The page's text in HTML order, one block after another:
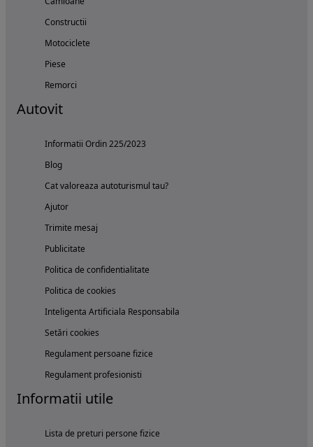
Constructii
Motociclete
Piese
Remorci
Autovit
Informatii Ordin 225/2023
Blog
Cat valoreaza autoturismul tau?
Ajutor
Trimite mesaj
Publicitate
Politica de confidentialitate
Politica de cookies
Inteligenta Artificiala Responsabila
Setări cookies
Regulament persoane fizice
Regulament profesionisti
Informatii utile
Lista de preturi persone fizice